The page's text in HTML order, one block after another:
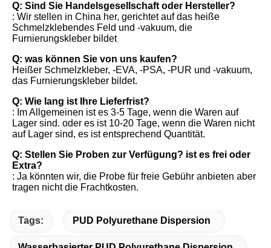
Q: Sind Sie Handelsgesellschaft oder Hersteller?
: Wir stellen in China her, gerichtet auf das heiße
Schmelzklebendes Feld und -vakuum, die
Furnierungskleber bildet
Q: was können Sie von uns kaufen?
Heißer Schmelzkleber, -EVA, -PSA, -PUR und -vakuum,
das Furnierungskleber bildet.
Q: Wie lang ist Ihre Lieferfrist?
: Im Allgemeinen ist es 3-5 Tage, wenn die Waren auf
Lager sind. oder es ist 10-20 Tage, wenn die Waren nicht
auf Lager sind, es ist entsprechend Quantität.
Q: Stellen Sie Proben zur Verfügung? ist es frei oder
Extra?
: Ja könnten wir, die Probe für freie Gebühr anbieten aber
tragen nicht die Frachtkosten.
Tags: PUD Polyurethane Dispersion